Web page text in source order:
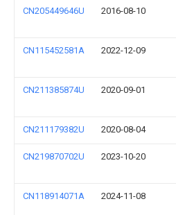
CN205449646U 2016-08-10
CN115452581A 2022-12-09
CN211385874U 2020-09-01
CN211179382U 2020-08-04
CN219870702U 2023-10-20
CN118914071A 2024-11-08